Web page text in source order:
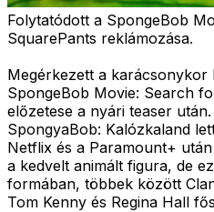
Folytatódott a SpongeBob
SquarePants reklámozása.
Megérkezett a karácsonykor
SpongeBob Movie: Search
előzetese a nyári teaser
SpongyaBob: Kalózkaland
Netflix és a Paramount+
a kedvelt animált figura, de
formában, többek között
Tom Kenny és Regina Hall